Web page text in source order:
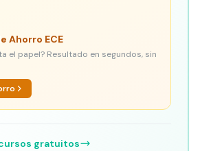
Ahorro ECE
el papel? Resultado en segundos, sin
gratuitos